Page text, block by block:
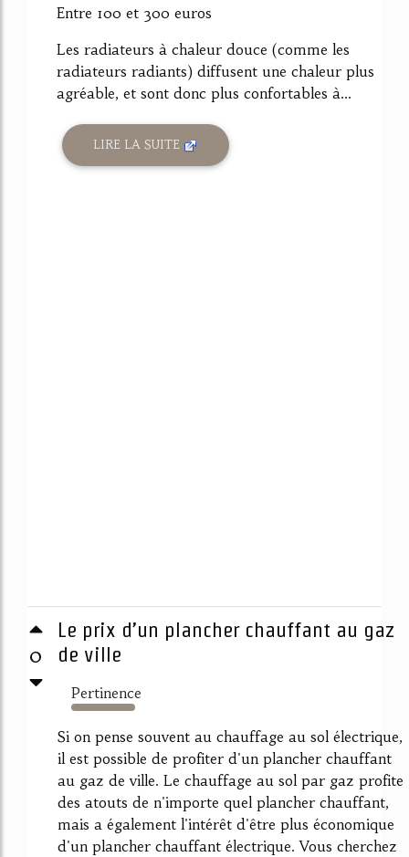
Entre 100 et 300 euros
Les radiateurs à chaleur douce (comme les
radiateurs radiants) diffusent une chaleur plus
agréable, et sont donc plus confortables à...
LIRE LA SUITE
0
Le prix d’un plancher chauffant au gaz
de ville
Pertinence
7401%
Si on pense souvent au chauffage au sol électrique,
il est possible de profiter d'un plancher chauffant
au gaz de ville. Le chauffage au sol par gaz profite
des atouts de n'importe quel plancher chauffant,
mais a également l'intérêt d'être plus économique
d'un plancher chauffant électrique. Vous cherchez